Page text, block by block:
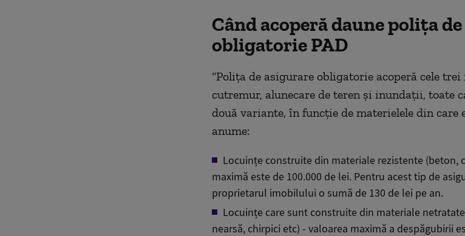
Când acoperă daune polița
obligatorie PAD
“Polița de asigurare obligatorie acoperă cele
cutremur, alunecare de teren și inundații, toate
două variante, în funcție de materielele din
anume:
Locuințe construite din materiale rezistente (beton,
maximă este de 100.000 de lei. Pentru acest tip de
proprietarul imobilului o sumă de 130 de lei pe an.
Locuințe care sunt construite din materiale
nearsă, chirpici etc) - valoarea maximă a despăgubirii